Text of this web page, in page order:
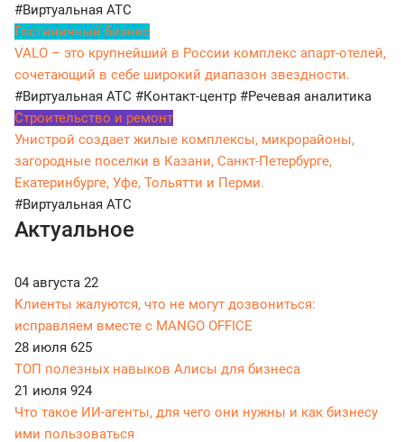
#Виртуальная АТС
Гостиничный бизнес
VALO – это крупнейший в России комплекс апарт-отелей,
сочетающий в себе широкий диапазон звездности.
#Виртуальная АТС #Контакт-центр #Речевая аналитика
Строительство и ремонт
Унистрой создает жилые комплексы, микрорайоны,
загородные поселки в Казани, Санкт-Петербурге,
Екатеринбурге, Уфе, Тольятти и Перми.
#Виртуальная АТС
Актуальное
04 августа 22
Клиенты жалуются, что не могут дозвониться:
исправляем вместе с MANGO OFFICE
28 июля 625
ТОП полезных навыков Алисы для бизнеса
21 июля 924
Что такое ИИ-агенты, для чего они нужны и как бизнесу
ими пользоваться